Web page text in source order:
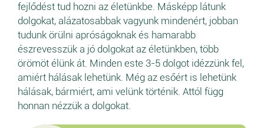
fejlődést tud hozni az életünkbe. Másképp látunk
dolgokat, alázatosabbak vagyunk mindenért, jobban
tudunk örülni apróságoknak és hamarabb
észrevesszük a jó dolgokat az életünkben, több
örömöt élünk át. Minden este 3-5 dolgot idézzünk fel,
amiért hálásak lehetünk. Még az esőért is lehetünk
hálásak, bármiért, ami velünk történik. Attól függ
honnan nézzük a dolgokat.